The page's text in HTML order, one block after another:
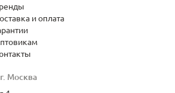
Москва
и оплата